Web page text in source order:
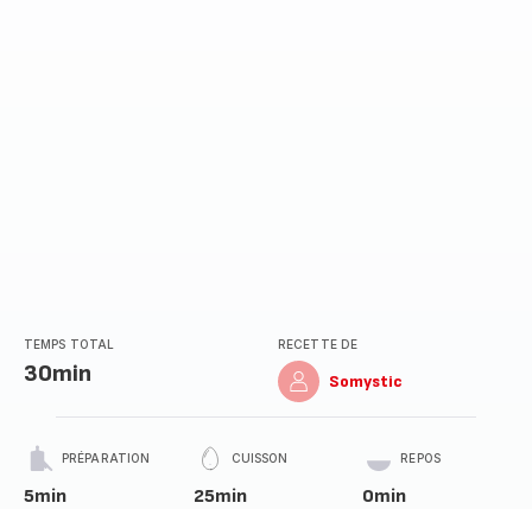
TEMPS TOTAL
30min
RECETTE DE
Somystic
PRÉPARATION
5min
CUISSON
25min
REPOS
0min